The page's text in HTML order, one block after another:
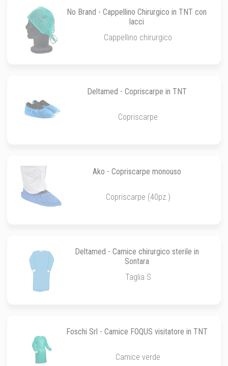
No Brand - Cappellino Chirurgico in TNT con
lacci
Cappellino chirurgico
Deltamed - Copriscarpe in TNT
Copriscarpe
Ako - Copriscarpe monouso
Copriscarpe (40pz.)
Deltamed - Camice chirurgico sterile in
Sontara
Taglia S
Foschi Srl - Camice FOQUS visitatore in TNT
Camice verde